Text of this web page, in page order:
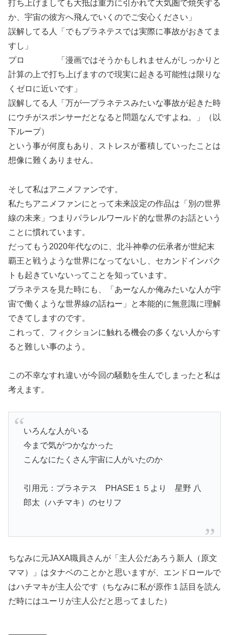
打ち上げましても大抵は重力に引かれて大気圏で焼失する
か、宇宙の彼方へ飛んでいくのでご安心ください」
誤解してる人「でもプラネテスでは実際に事故がおきてま
すし」
プロ 「漫画ではそうかもしれませんがしっかりと
計算の上で打ち上げますので現実に起きる可能性は限りな
くゼロに近いです」
誤解してる人「万が一プラネテスみたいな事故が起きた時
にウチがスポンサーだとなると問題なんですよね。」（以
下ループ）
という事が何度もあり、ストレスが蓄積していったことは
想像に難くありません。
そして私はアニメファンです。
私たちアニメファンにとって未来設定の作品は「別の世界
線の未来」つまりパラレルワールド的な世界のお話という
ことに慣れています。
だってもう2020年代なのに、北斗神拳の伝承者が世紀末
覇王と戦うような世界になってないし、セカンドインパク
トも起きていないってことを知っています。
プラネテスを見た時にも、「あーなんか俺みたいな人が宇
宙で働くような世界線の話ねー」と本能的に無意識に理解
できてしますのです。
これって、フィクションに触れる機会の多くない人からす
ると難しい事のよう。
この不幸なすれ違いが今回の騒動を生んでしまったと私は
考えます。
いろんな人がいる
今まで気がつかなかった
こんなにたくさん宇宙に人がいたのか
引用元：プラネテス PHASE１５より 星野 八
郎太（ハチマキ）のセリフ
ちなみに元JAXA職員さんが「主人公だあろう新人（原文
ママ）」はタナベのことかと思いますが、エンドロールで
はハチマキが主人公です（ちなみに私が原作１話目を読ん
だ時にはユーリが主人公だと思ってました）